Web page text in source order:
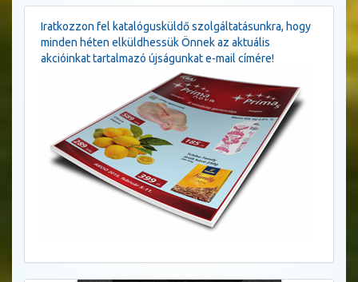
Iratkozzon fel katalógusküldő szolgáltatásunkra, hogy
minden héten elküldhessük Önnek az aktuális
akcióinkat tartalmazó újságunkat e-mail címére!